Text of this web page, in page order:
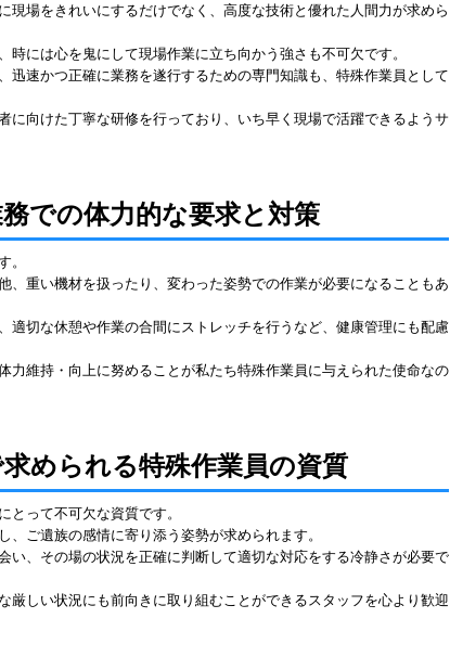
現場をきれいにするだけでなく、高度な技術と優れた人間力が求めら
には心を鬼にして現場作業に立ち向かう強さも不可欠です。
迅速かつ正確に業務を遂行するための専門知識も、特殊作業員として
に向けた丁寧な研修を行っており、いち早く現場で活躍できるようサ
での体力的な要求と対策
。
、重い機材を扱ったり、変わった姿勢での作業が必要になることもあ
適切な休憩や作業の合間にストレッチを行うなど、健康管理にも配慮
力維持・向上に努めることが私たち特殊作業員に与えられた使命なの
められる特殊作業員の資質
とって不可欠な資質です。
ご遺族の感情に寄り添う姿勢が求められます。
い、その場の状況を正確に判断して適切な対応をする冷静さが必要で
厳しい状況にも前向きに取り組むことができるスタッフを心より歓迎